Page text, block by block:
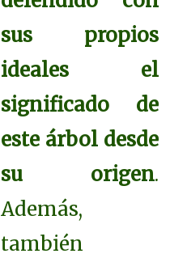
sus propios
ideales el
significado de
este árbol desde
su origen.
Además,
también